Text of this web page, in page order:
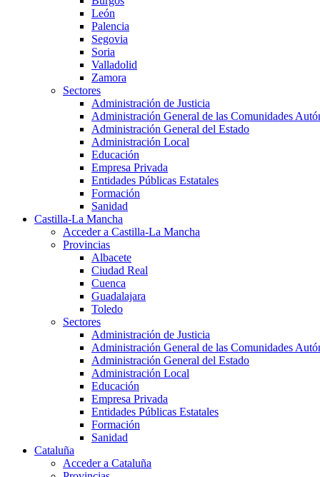
León
Palencia
Segovia
Soria
Valladolid
Zamora
Sectores
Administración de Justicia
Administración General de las Comunidades
Administración General del Estado
Administración Local
Educación
Empresa Privada
Entidades Públicas Estatales
Formación
Sanidad
Castilla-La Mancha
Acceder a Castilla-La Mancha
Provincias
Albacete
Ciudad Real
Cuenca
Guadalajara
Toledo
Sectores
Administración de Justicia
Administración General de las Comunidades
Administración General del Estado
Administración Local
Educación
Empresa Privada
Entidades Públicas Estatales
Formación
Sanidad
Cataluña
Acceder a Cataluña